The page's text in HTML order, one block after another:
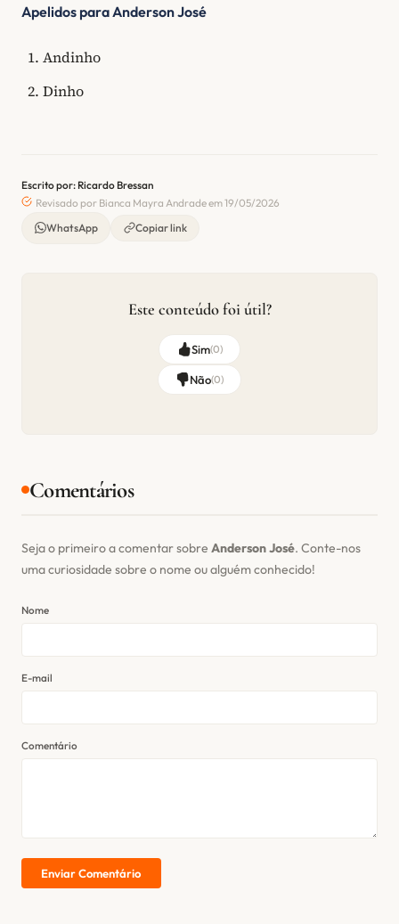
Apelidos para Anderson José
Andinho
Dinho
Escrito por: Ricardo Bressan
Revisado por Bianca Mayra Andrade em 19/05/2026
WhatsApp
Copiar link
Este conteúdo foi útil?
Sim(0)
Não(0)
Comentários
Seja o primeiro a comentar sobre Anderson José. Conte-nos
uma curiosidade sobre o nome ou alguém conhecido!
Nome
E-mail
Comentário
Enviar Comentário